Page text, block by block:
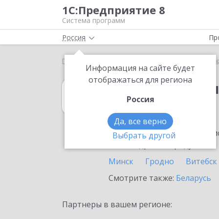
1С:Предприятие 8
Система программ
Россия
Информация на сайте будет
отображаться для региона
Россия
Да, все верно
Выбрать другой
Главная Выбор
в Бресте
Ознакомьтесь с
Минск
Гродно Витебск
Смотрите также: Беларусь
Партнеры в вашем регионе: